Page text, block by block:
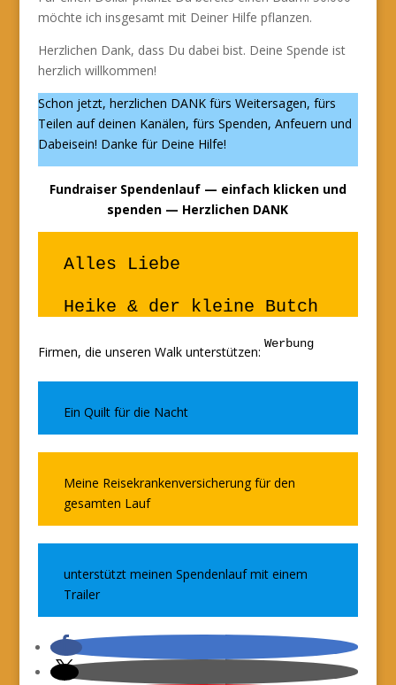
möchte ich insgesamt mit Deiner Hilfe pflanzen.
Herzlichen Dank, dass Du dabei bist. Deine Spende ist
herzlich willkommen!
Schon jetzt, herzlichen DANK fürs Weitersagen, fürs
Teilen auf deinen Kanälen, fürs Spenden, Anfeuern und
Dabeisein! Danke für Deine Hilfe!
Fundraiser Spendenlauf — einfach klicken und
spenden — Herzlichen DANK
Alles Liebe
Heike & der kleine Butch
Firmen, die unseren Walk unterstützen:
Werbung
Ein Quilt für die Nacht
Meine Reisekrankenversicherung für den
gesamten Lauf
unterstützt meinen Spendenlauf mit einem
Trailer